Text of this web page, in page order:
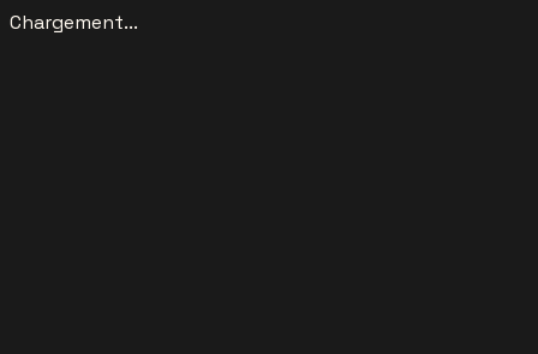
Chargement...